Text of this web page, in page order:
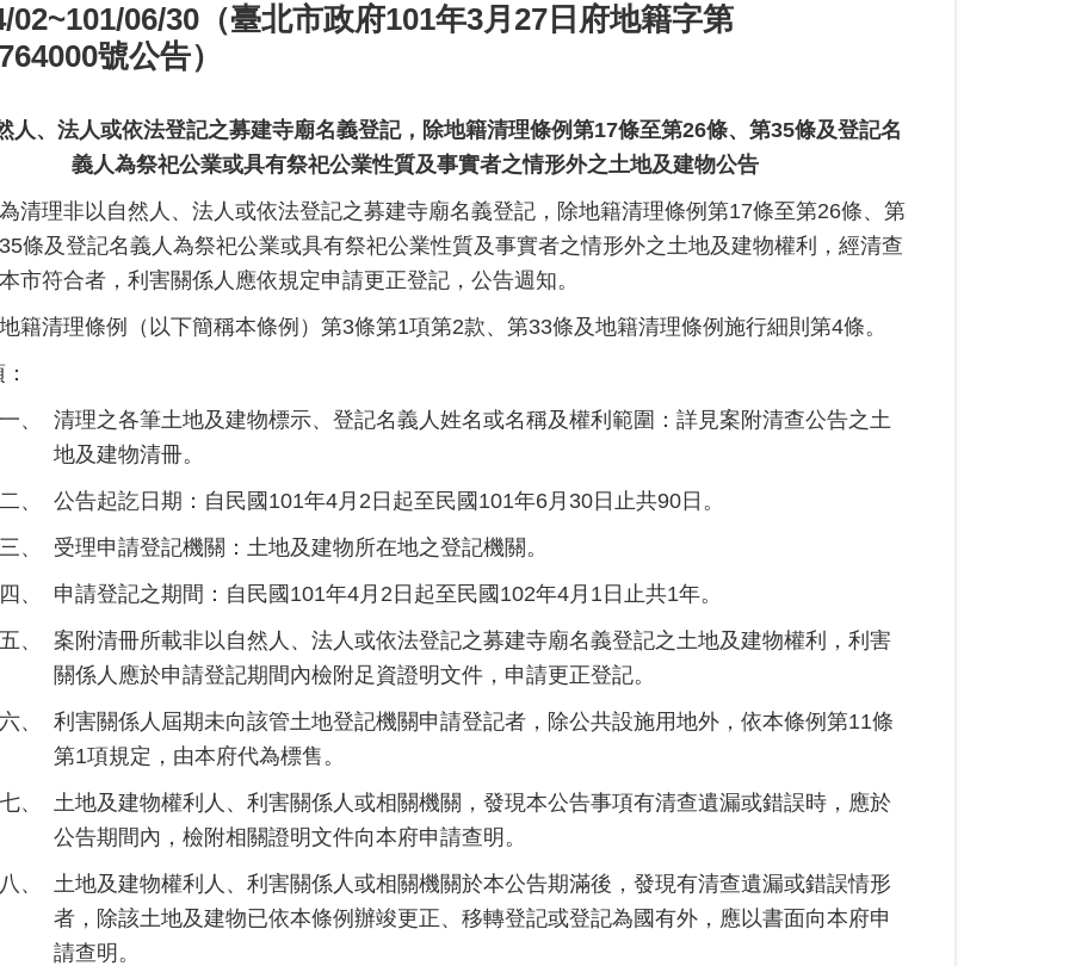
02~101/06/30（臺北市政府101年3月27日府地籍字第
號公告）
人、法人或依法登記之募建寺廟名義登記，除地籍清理條例第17條至第26條、第35條及登記名
義人為祭祀公業或具有祭祀公業性質及事實者之情形外之土地及建物公告
為清理非以自然人、法人或依法登記之募建寺廟名義登記，除地籍清理條例第17條至第26條、第
35條及登記名義人為祭祀公業或具有祭祀公業性質及事實者之情形外之土地及建物權利，經清查
本市符合者，利害關係人應依規定申請更正登記，公告週知。
地籍清理條例（以下簡稱本條例）第3條第1項第2款、第33條及地籍清理條例施行細則第4條。
一、
清理之各筆土地及建物標示、登記名義人姓名或名稱及權利範圍：詳見案附清查公告之土
地及建物清冊。
二、
公告起訖日期：自民國101年4月2日起至民國101年6月30日止共90日。
三、
受理申請登記機關：土地及建物所在地之登記機關。
四、
申請登記之期間：自民國101年4月2日起至民國102年4月1日止共1年。
五、
案附清冊所載非以自然人、法人或依法登記之募建寺廟名義登記之土地及建物權利，利害
關係人應於申請登記期間內檢附足資證明文件，申請更正登記。
六、
利害關係人屆期未向該管土地登記機關申請登記者，除公共設施用地外，依本條例第11條
第1項規定，由本府代為標售。
七、
土地及建物權利人、利害關係人或相關機關，發現本公告事項有清查遺漏或錯誤時，應於
公告期間內，檢附相關證明文件向本府申請查明。
八、
土地及建物權利人、利害關係人或相關機關於本公告期滿後，發現有清查遺漏或錯誤情形
者，除該土地及建物已依本條例辦竣更正、移轉登記或登記為國有外，應以書面向本府申
請查明。